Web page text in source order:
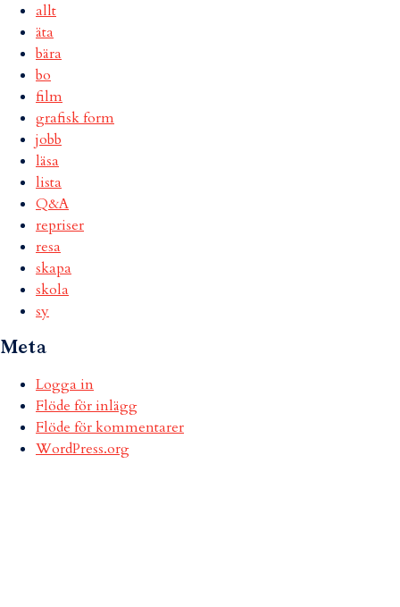
allt
äta
bära
bo
film
grafisk form
jobb
läsa
lista
Q&A
repriser
resa
skapa
skola
sy
Meta
Logga in
Flöde för inlägg
Flöde för kommentarer
WordPress.org